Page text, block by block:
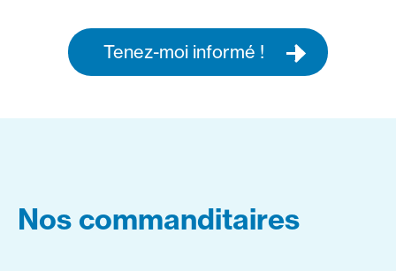
Tenez-moi informé !
Nos commanditaires